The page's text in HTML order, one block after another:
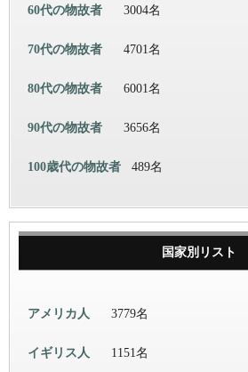
60代の物故者 3004名
70代の物故者 4701名
80代の物故者 6001名
90代の物故者 3656名
100歳代の物故者 489名
国家別リスト
アメリカ人 3779名
イギリス人 1151名